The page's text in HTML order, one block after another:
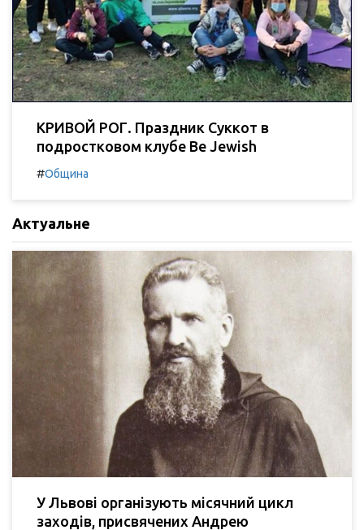
КРИВОЙ РОГ. Праздник Суккот в
подростковом клубе Be Jewish
#Община
Актуальне
У Львові організують місячний цикл
заходів, присвячених Андрею